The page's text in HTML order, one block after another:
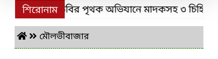
শিরোনাম
শ্রীমঙ্গলে ডিবির পৃথক অভিযানে মাদকসহ ৩ চিহ্নিত
মৌলভীবাজার